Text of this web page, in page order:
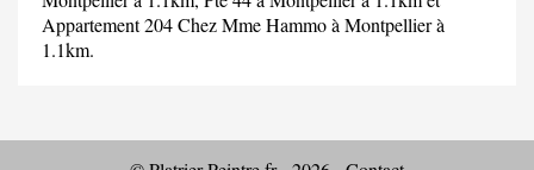
Appartement 204 Chez Mme Hammoà Montpellier à
1.1km.